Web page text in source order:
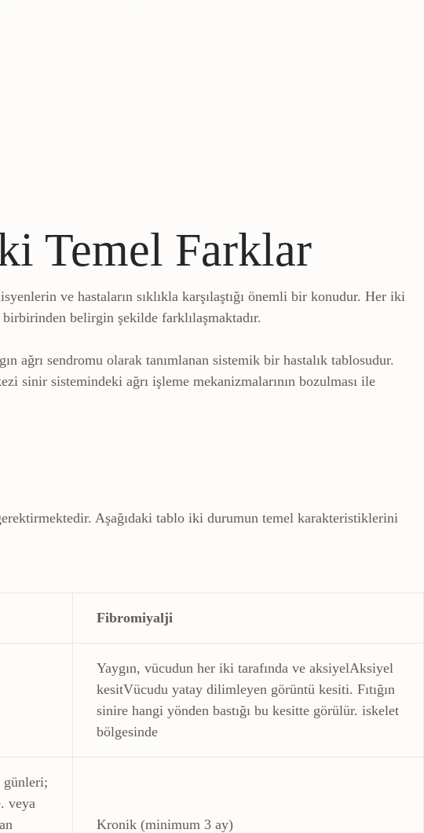
Temel Farklar
ve hastaların sıklıkla karşılaştığı önemli bir konudur. Her iki
belirgin şekilde farklılaşmaktadır.
ağrı sendromu olarak tanımlanan sistemik bir hastalık tablosudur.
sistemindeki ağrı işleme mekanizmalarının bozulması ile
Aşağıdaki tablo iki durumun temel karakteristiklerini
Fibromiyalji
Yaygın, vücudun her iki tarafında ve aksiyelAksiyel
kesitVücudu yatay dilimleyen görüntü kesiti. Fıtığın
sinire hangi yönden bastığı bu kesitte görülür. iskelet
bölgesinde
günleri;
veya
Kronik (minimum 3 ay)